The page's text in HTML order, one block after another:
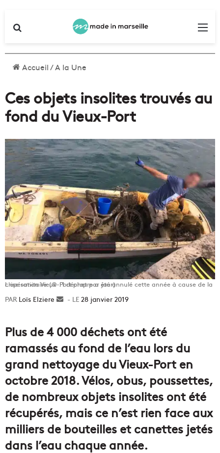
Accueil/A la Une
Ces objets insolites trouvés au
fond du Vieux-Port
L'opération Vieux-Port propre a été annulé cette année à cause de la crise sanitaire (© : 1 déchet par jour)
Loïs Elziere
Envoyer28 janvier 2019
Plus de 4 000 déchets ont été
ramassés au fond de l’eau lors du
grand nettoyage du Vieux-Port en
octobre 2018. Vélos, obus, poussettes,
de nombreux objets insolites ont été
récupérés, mais ce n’est rien face aux
milliers de bouteilles et canettes jetés
dans l’eau chaque année.